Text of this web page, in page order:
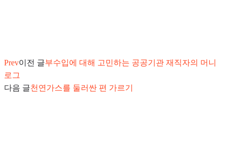
Prev이전 글부수입에 대해 고민하는 공공기관 재직자의 머니
로그
다음 글천연가스를 둘러싼 편 가르기